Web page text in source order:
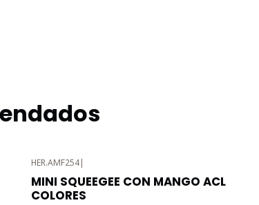
-3%
OFF
HER.AMF254|
MINI SQUEEGEE CON MANGO ACL
COLORES